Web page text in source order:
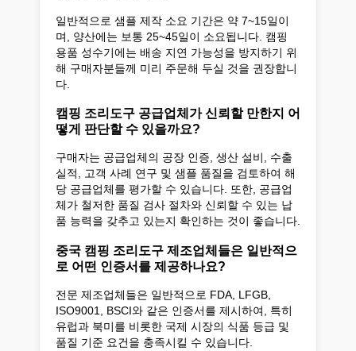
일반적으로 샘플 제작 소요 기간은 약 7~15일이
며, 양산에는 보통 25~45일이 소요됩니다. 캠핑
용품 성수기에는 배송 지연 가능성을 방지하기 위
해 구매자분들께 미리 주문해 두실 것을 권장합니
다.
캠핑 조리도구 공급업체가 신뢰할 만한지 어
떻게 판단할 수 있을까요?
구매자는 공급업체의 공장 인증, 생산 설비, 수출
실적, 고객 사례 연구 및 샘플 품질을 검토하여 해
당 공급업체를 평가할 수 있습니다. 또한, 공급업
체가 철저한 품질 검사 절차와 신뢰할 수 있는 납
품 능력을 갖추고 있는지 확인하는 것이 좋습니다.
중국 캠핑 조리도구 제조업체들은 일반적으
로 어떤 인증서를 제공하나요?
전문 제조업체들은 일반적으로 FDA, LFGB,
ISO9001, BSCI와 같은 인증서를 제시하여, 특히
유럽과 북미를 비롯한 국제 시장의 식품 등급 및
품질 기준 요건을 충족시킬 수 있습니다.